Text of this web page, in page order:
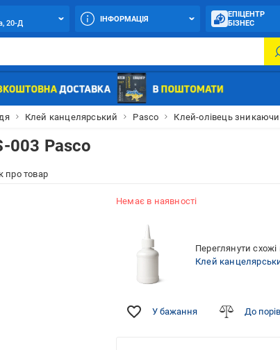
20-Д
ІНФОРМАЦІЯ
ЕПІЦЕНТР
БІЗНЕС
Клей канцелярський Pasco Клей-олівець
003 Pasco
про товар
Немає в наявності
Переглянути схожі
Клей
У бажання До